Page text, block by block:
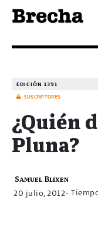
EDICIÓN 1391
SUSCRIPTORES
¿Quién
Pluna?
Samuel Blixen
20 julio, 2012-